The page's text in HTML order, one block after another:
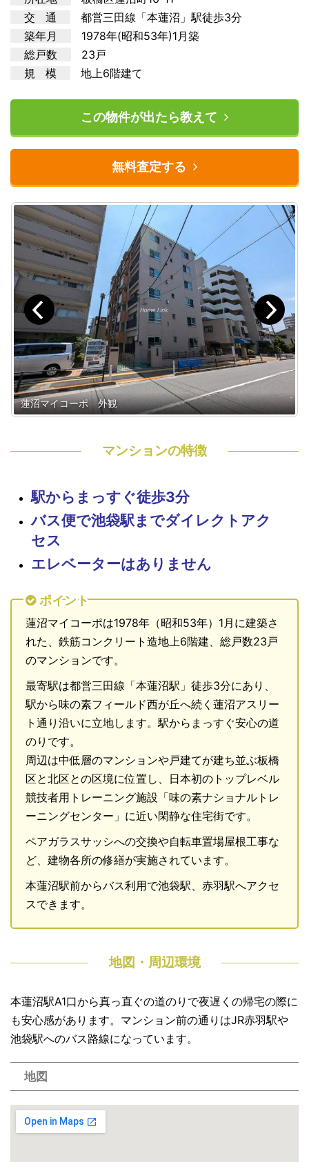
交 通
都営三田線「本蓮沼」駅徒歩3分
築年月
1978年(昭和53年)1月築
総戸数
23戸
規 模
地上6階建て
この物件が出たら教えて
無料査定する
蓮沼マイコーポ 外観
マンションの特徴
駅からまっすぐ徒歩3分
バス便で池袋駅までダイレクトアク
セス
エレベーターはありません
ポイント
蓮沼マイコーポは1978年（昭和53年）1月に建築さ
れた、鉄筋コンクリート造地上6階建、総戸数23戸
のマンションです。
最寄駅は都営三田線「本蓮沼駅」徒歩3分にあり、
駅から味の素フィールド西が丘へ続く蓮沼アスリー
ト通り沿いに立地します。駅からまっすぐ安心の道
のりです。
周辺は中低層のマンションや戸建てが建ち並ぶ板橋
区と北区との区境に位置し、日本初のトップレベル
競技者用トレーニング施設「味の素ナショナルトレ
ーニングセンター」に近い閑静な住宅街です。
ペアガラスサッシへの交換や自転車置場屋根工事な
ど、建物各所の修繕が実施されています。
本蓮沼駅前からバス利用で池袋駅、赤羽駅へアクセ
スできます。
地図・周辺環境
本蓮沼駅A1口から真っ直ぐの道のりで夜遅くの帰宅の際に
も安心感があります。マンション前の通りはJR赤羽駅や
池袋駅へのバス路線になっています。
地図